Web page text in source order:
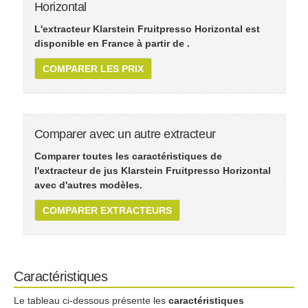
Horizontal
L'extracteur Klarstein Fruitpresso Horizontal est
disponible en France à partir de .
COMPARER LES PRIX
Comparer avec un autre extracteur
Comparer toutes les caractéristiques de
l'extracteur de jus Klarstein Fruitpresso Horizontal
avec d'autres modèles.
COMPARER EXTRACTEURS
Caractéristiques
Le tableau ci-dessous présente les caractéristiques